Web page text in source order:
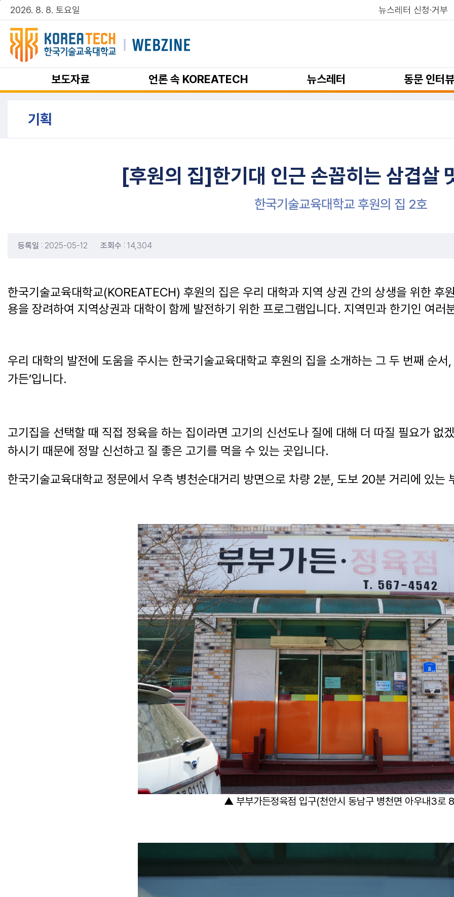
주메뉴 바로가기
본문 바로가기
2026. 8. 8. 토요일 뉴스레터 신청·거부
보도자료 언론 속 KOREATECH 뉴스레터 동문 인터
기획
[후원의 집]한기대 인근 손꼽히는 삼겹살
한국기술교육대학교 후원의 집 2호
등록일 : 2025-05-12 조회수 : 14,304
한국기술교육대학교(KOREATECH) 후원의 집은 우리 대학과 지역 상권 간의 상생을 위한 후
용을 장려하여 지역상권과 대학이 함께 발전하기 위한 프로그램입니다. 지역민과 한기인 여러
우리 대학의 발전에 도움을 주시는 한국기술교육대학교 후원의 집을 소개하는 그 두 번째 순
가든’입니다.
고기집을 선택할 때 직접 정육을 하는 집이라면 고기의 신선도나 질에 대해 더 따질 필요가 없
하시기 때문에 정말 신선하고 질 좋은 고기를 먹을 수 있는 곳입니다.
한국기술교육대학교 정문에서 우측 병천순대거리 방면으로 차량 2분, 도보 20분 거리에 있는
▲ 부부가든정육점 입구(천안시 동남구 병천면 아우내3로